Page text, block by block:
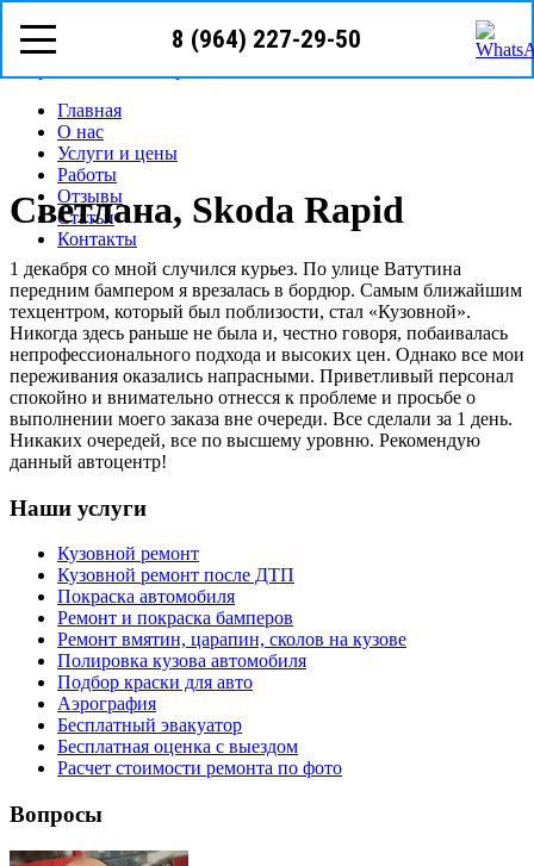
8 (964) 227-29-50
Режим работы: с пн-вс (0900- 2200)Предварительная запись
Главная
О нас
Услуги и цены
Работы
Отзывы
Статьи
Контакты
Светлана, Skoda Rapid
1 декабря со мной случился курьез. По улице Ватутина
передним бампером я врезалась в бордюр. Самым ближайшим
техцентром, который был поблизости, стал «Кузовной».
Никогда здесь раньше не была и, честно говоря, побаивалась
непрофессионального подхода и высоких цен. Однако все мои
переживания оказались напрасными. Приветливый персонал
спокойно и внимательно отнесся к проблеме и просьбе о
выполнении моего заказа вне очереди. Все сделали за 1 день.
Никаких очередей, все по высшему уровню. Рекомендую
данный автоцентр!
Наши услуги
Кузовной ремонт
Кузовной ремонт после ДТП
Покраска автомобиля
Ремонт и покраска бамперов
Ремонт вмятин, царапин, сколов на кузове
Полировка кузова автомобиля
Подбор краски для авто
Аэрография
Бесплатный эвакуатор
Бесплатная оценка с выездом
Расчет стоимости ремонта по фото
Вопросы